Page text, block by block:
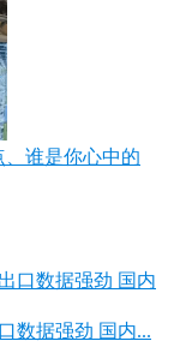
、谁是你心中的
数据强劲 国内...